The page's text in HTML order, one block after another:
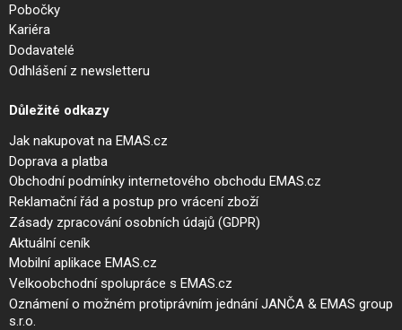
Pobočky
Kariéra
Dodavatelé
Odhlášení z newsletteru
Důležité odkazy
Jak nakupovat na EMAS.cz
Doprava a platba
Obchodní podmínky internetového obchodu EMAS.cz
Reklamační řád a postup pro vrácení zboží
Zásady zpracování osobních údajů (GDPR)
Aktuální ceník
Mobilní aplikace EMAS.cz
Velkoobchodní spolupráce s EMAS.cz
Oznámení o možném protiprávním jednání JANČA & EMAS group
s.r.o.